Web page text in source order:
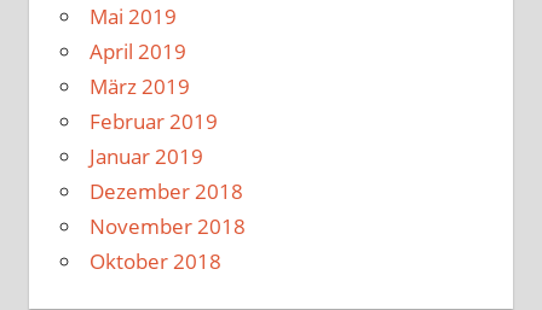
Mai 2019
April 2019
März 2019
Februar 2019
Januar 2019
Dezember 2018
November 2018
Oktober 2018